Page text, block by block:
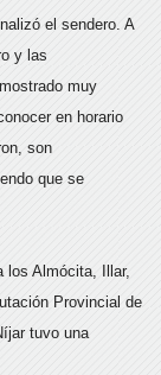
el sendero. A
y las
muy
en horario
son
que se
los Almócita, Illar,
Provincial de
tuvo una